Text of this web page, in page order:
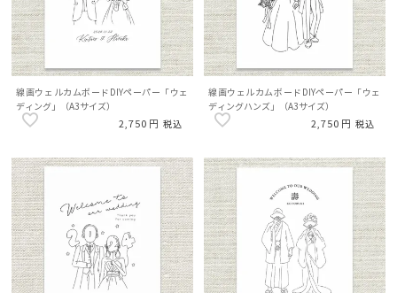
線画ウェルカムボードDIYペーパー「ウェ
ディング」（A3サイズ）
2,750 税込
線画ウェルカムボードDIYペーパー「ウェ
ディングハンズ」（A3サイズ）
2,750 税込